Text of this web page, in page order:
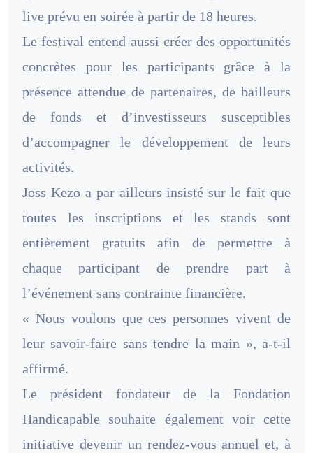
live prévu en soirée à partir de 18 heures.
Le festival entend aussi créer des opportunités
concrètes pour les participants grâce à la
présence attendue de partenaires, de bailleurs
de fonds et d’investisseurs susceptibles
d’accompagner le développement de leurs
activités.
Joss Kezo a par ailleurs insisté sur le fait que
toutes les inscriptions et les stands sont
entièrement gratuits afin de permettre à
chaque participant de prendre part à
l’événement sans contrainte financière.
« Nous voulons que ces personnes vivent de
leur savoir-faire sans tendre la main », a-t-il
affirmé.
Le président fondateur de la Fondation
Handicapable souhaite également voir cette
initiative devenir un rendez-vous annuel et, à